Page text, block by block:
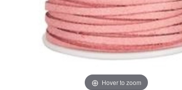
Hover to zoom